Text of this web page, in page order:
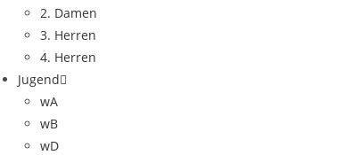
2. Damen
3. Herren
4. Herren
Jugend
wA
wB
wD